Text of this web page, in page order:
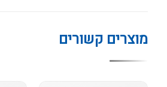
מוצרים קשורים